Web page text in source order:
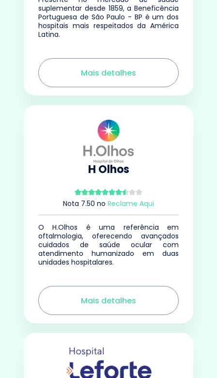
suplementar desde 1859, a Beneficência
Portuguesa de São Paulo - BP é um dos
hospitais mais respeitados da América
Latina.
Mais detalhes
H Olhos
Nota 7.50 no Reclame Aqui
O H.Olhos é uma referência em
oftalmologia, oferecendo avançados
cuidados de saúde ocular com
atendimento humanizado em duas
unidades hospitalares.
Mais detalhes